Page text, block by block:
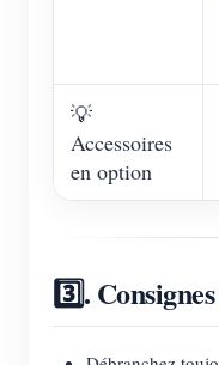
💡
Accessoires
en option
3️⃣.